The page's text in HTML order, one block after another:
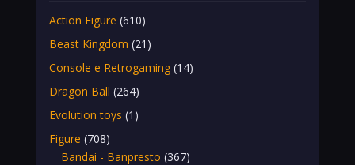
Action Figure (610)
Beast Kingdom (21)
Console e Retrogaming (14)
Dragon Ball (264)
Evolution toys (1)
Figure (708)
Bandai - Banpresto (367)